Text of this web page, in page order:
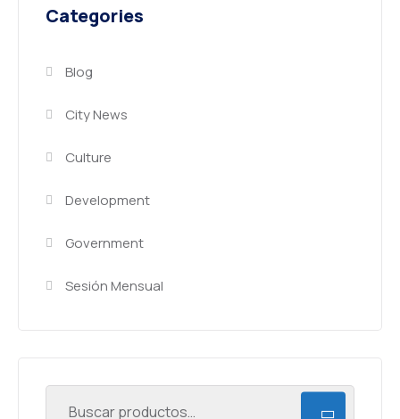
Categories
Blog
City News
Culture
Development
Government
Sesión Mensual